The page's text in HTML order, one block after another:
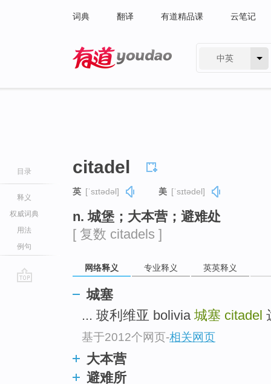
词典 翻译 有道精品课 云笔记
中英
目录
释义
权威词典
用法
例句
citadel
英 [ˈsɪtədəl] 美 [ˈsɪtədel]
n. 城堡；大本营；避难处
[ 复数 citadels ]
网络释义 专业释义 英英释义
城塞
... 玻利维亚 bolivia 城塞 citadel
基于2012个网页-相关网页
大本营
避难所